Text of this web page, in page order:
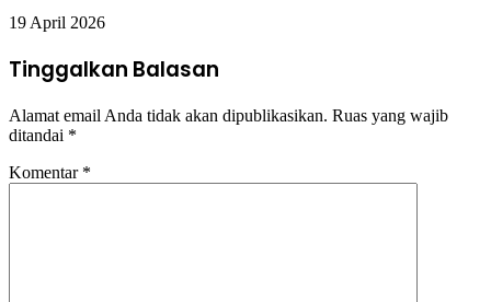
19 April 2026
Tinggalkan Balasan
Alamat email Anda tidak akan dipublikasikan. Ruas yang wajib
ditandai *
Komentar *